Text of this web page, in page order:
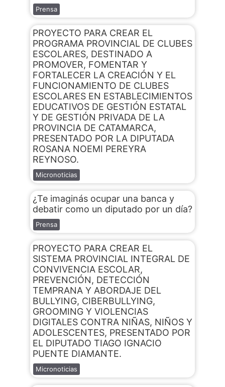
Prensa
PROYECTO PARA CREAR EL
PROGRAMA PROVINCIAL DE CLUBES
ESCOLARES, DESTINADO A
PROMOVER, FOMENTAR Y
FORTALECER LA CREACIÓN Y EL
FUNCIONAMIENTO DE CLUBES
ESCOLARES EN ESTABLECIMIENTOS
EDUCATIVOS DE GESTIÓN ESTATAL
Y DE GESTIÓN PRIVADA DE LA
PROVINCIA DE CATAMARCA,
PRESENTADO POR LA DIPUTADA
ROSANA NOEMI PEREYRA
REYNOSO.
Micronoticias
¿Te imaginás ocupar una banca y
debatir como un diputado por un día?
Prensa
PROYECTO PARA CREAR EL
SISTEMA PROVINCIAL INTEGRAL DE
CONVIVENCIA ESCOLAR,
PREVENCIÓN, DETECCIÓN
TEMPRANA Y ABORDAJE DEL
BULLYING, CIBERBULLYING,
GROOMING Y VIOLENCIAS
DIGITALES CONTRA NIÑAS, NIÑOS Y
ADOLESCENTES, PRESENTADO POR
EL DIPUTADO TIAGO IGNACIO
PUENTE DIAMANTE.
Micronoticias